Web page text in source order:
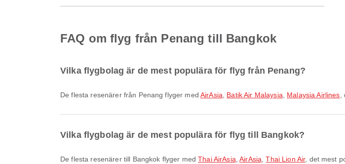
FAQ om flyg från Penang till Bangkok
Vilka flygbolag är de mest populära för flyg från Penang?
De flesta resenärer från Penang flyger medAirAsia Batik Air Malaysia Malaysia Airlines
Vilka flygbolag är de mest populära för flyg till Bangkok?
De flesta resenärer till Bangkok flyger medThai AirAsia ,AirAsia ,Thai Lion Air, det mest